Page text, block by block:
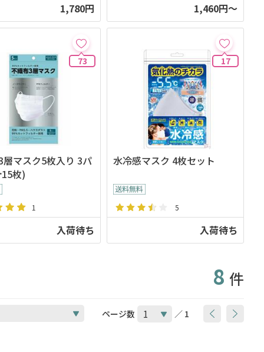
1,780円 1,460円～
73
層マスク5枚入り 3パ
枚)
1
入荷待ち
17
水冷感マスク 4枚セット
5
入荷待ち
8 件
ページ数 ／ 1